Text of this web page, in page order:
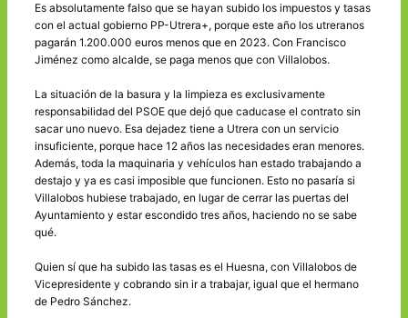
Es absolutamente falso que se hayan subido los impuestos y tasas
con el actual gobierno PP-Utrera+, porque este año los utreranos
pagarán 1.200.000 euros menos que en 2023. Con Francisco
Jiménez como alcalde, se paga menos que con Villalobos.
La situación de la basura y la limpieza es exclusivamente
responsabilidad del PSOE que dejó que caducase el contrato sin
sacar uno nuevo. Esa dejadez tiene a Utrera con un servicio
insuficiente, porque hace 12 años las necesidades eran menores.
Además, toda la maquinaria y vehículos han estado trabajando a
destajo y ya es casi imposible que funcionen. Esto no pasaría si
Villalobos hubiese trabajado, en lugar de cerrar las puertas del
Ayuntamiento y estar escondido tres años, haciendo no se sabe
qué.
Quien sí que ha subido las tasas es el Huesna, con Villalobos de
Vicepresidente y cobrando sin ir a trabajar, igual que el hermano
de Pedro Sánchez.